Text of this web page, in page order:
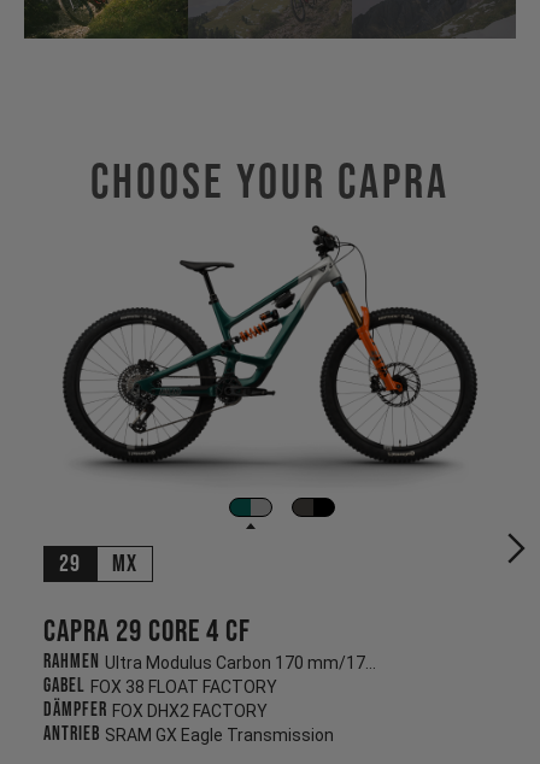
Choose Your CAPRA
29 MX
Capra 29 CORE 4 CF
Rahmen
Gabel FOX 38 FLOAT FACTORY
Dämpfer FOX DHX2 FACTORY
Antrieb SRAM GX Eagle Transmission